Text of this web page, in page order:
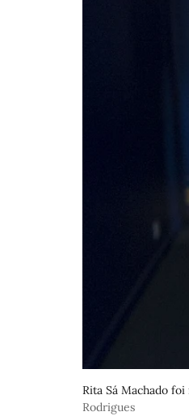
Rita Sá Machado
Rodrigues